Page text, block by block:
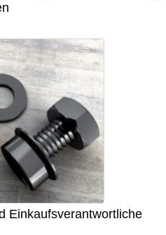
Einkaufsverantwortliche